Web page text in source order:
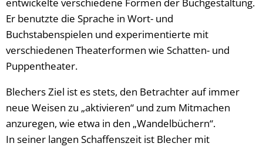
Er benutzte die Sprache in Wort- und
Buchstabenspielen und experimentierte mit
verschiedenen Theaterformen wie Schatten- und
Puppentheater.
Blechers Ziel ist es stets, den Betrachter auf immer
neue Weisen zu „aktivieren“ und zum Mitmachen
anzuregen, wie etwa in den „Wandelbüchern“.
In seiner langen Schaffenszeit ist Blecher mit